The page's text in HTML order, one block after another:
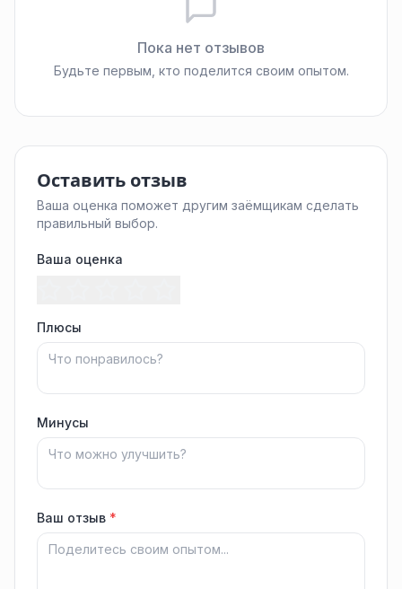
Пока нет отзывов
Будьте первым, кто поделится своим опытом.
Оставить отзыв
Ваша оценка поможет другим заёмщикам сделать
правильный выбор.
Ваша оценка
Плюсы
Минусы
Ваш отзыв *